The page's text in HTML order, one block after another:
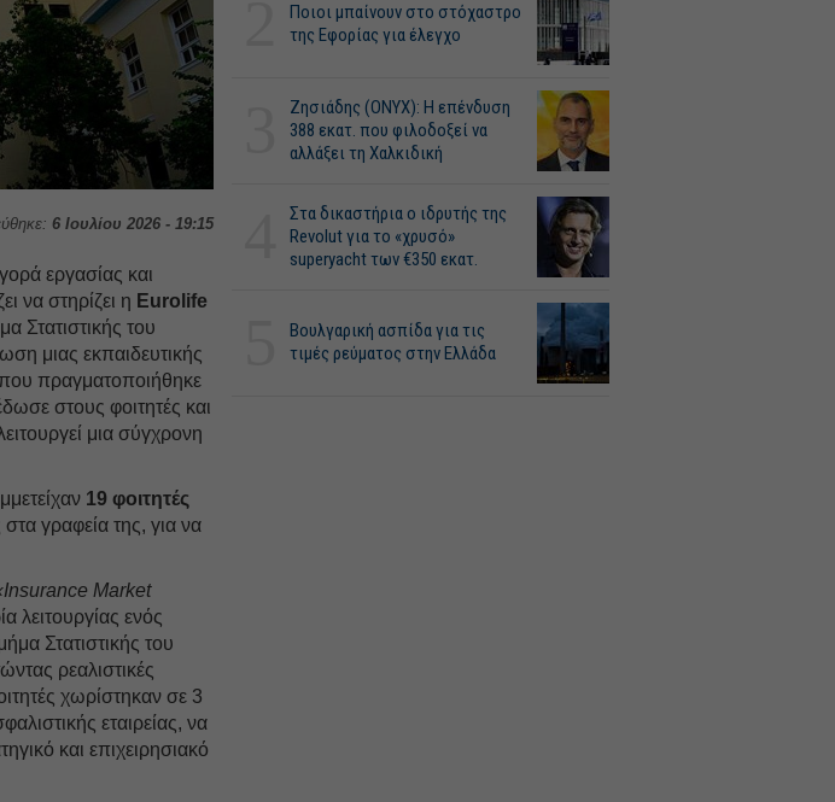
6 Ιουλίου 2026 - 19:15
εργασίας και
να στηρίζει η Eurolife
Στατιστικής του
μιας εκπαιδευτικής
πραγματοποιήθηκε
στους φοιτητές και
μια σύγχρονη
19 φοιτητές
γραφεία της, για να
Market
λειτουργίας ενός
Στατιστικής του
ρεαλιστικές
χωρίστηκαν σε 3
εταιρείας, να
και επιχειρησιακό
Ποιοι μπαίνουν στο στόχαστρο
της Εφορίας για έλεγχο
Ζησιάδης (ONYX): Η επένδυση
388 εκατ. που φιλοδοξεί να
αλλάξει τη Χαλκιδική
Στα δικαστήρια ο ιδρυτής της
Revolut για το «χρυσό»
superyacht των €350 εκατ.
Βουλγαρική ασπίδα για τις
τιμές ρεύματος στην Ελλάδα